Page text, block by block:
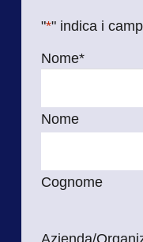
"*" indica i
Nome*
Nome
Cognome